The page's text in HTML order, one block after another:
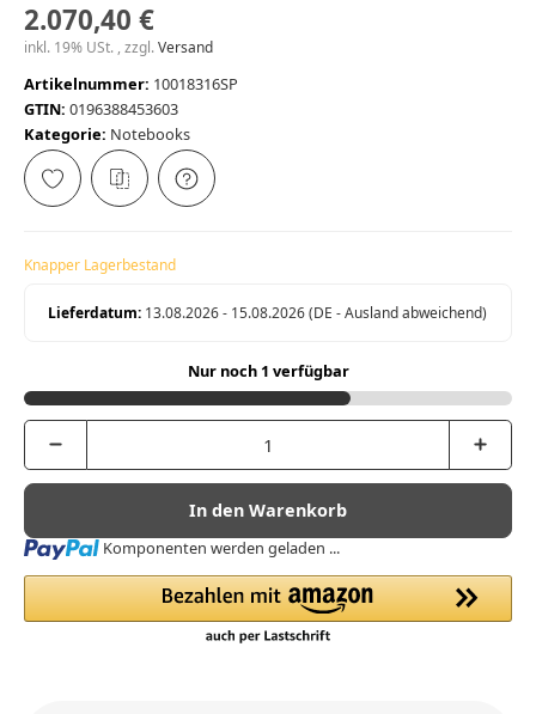
2.070,40 €
inkl. 19% USt. , zzgl.Versand
Artikelnummer: 10018316SP
GTIN: 0196388453603
Kategorie: Notebooks
Knapper Lagerbestand
Lieferdatum: 13.08.2026 - 15.08.2026(DE - Ausland abweichend)
Nur noch 1 verfügbar
In den Warenkorb
Loading... Komponenten werden geladen ...